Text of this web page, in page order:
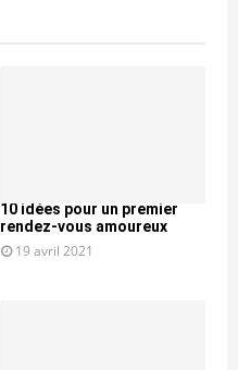
10 idées pour un premier
rendez-vous amoureux
19 avril 2021